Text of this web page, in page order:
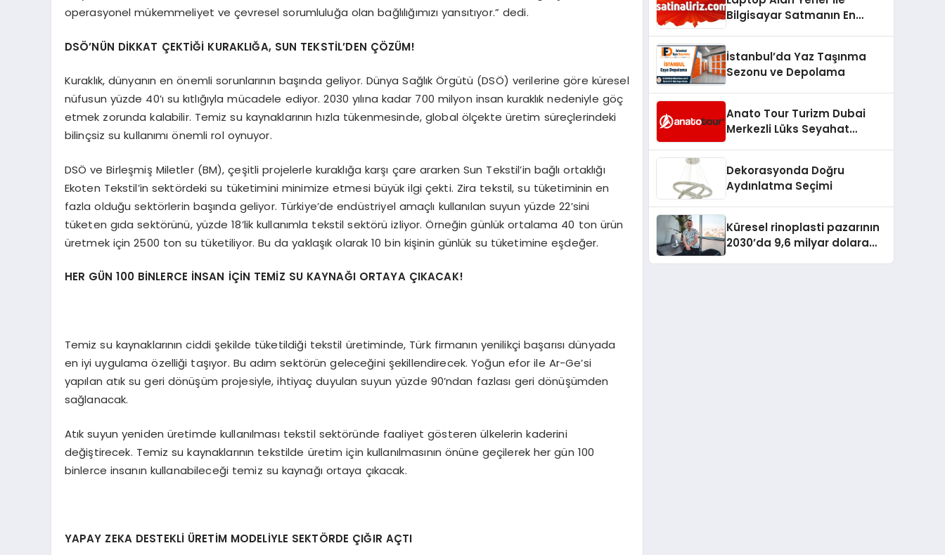
operasyonel mükemmeliyet ve çevresel sorumluluğa olan bağlılığımızı yansıtıyor.” dedi.
DSÖ’NÜN DİKKAT ÇEKTİĞİ KURAKLIĞA, SUN TEKSTİL’DEN ÇÖZÜM!
Kuraklık, dünyanın en önemli sorunlarının başında geliyor. Dünya Sağlık Örgütü (DSÖ) verilerine göre küresel
nüfusun yüzde 40’ı su kıtlığıyla mücadele ediyor. 2030 yılına kadar 700 milyon insan kuraklık nedeniyle göç
etmek zorunda kalabilir. Temiz su kaynaklarının hızla tükenmesinde, global ölçekte üretim süreçlerindeki
bilinçsiz su kullanımı önemli rol oynuyor.
DSÖ ve Birleşmiş Miletler (BM), çeşitli projelerle kuraklığa karşı çare ararken Sun Tekstil’in bağlı ortaklığı
Ekoten Tekstil’in sektördeki su tüketimini minimize etmesi büyük ilgi çekti. Zira tekstil, su tüketiminin en
fazla olduğu sektörlerin başında geliyor. Türkiye’de endüstriyel amaçlı kullanılan suyun yüzde 22’sini
tüketen gıda sektörünü, yüzde 18’lik kullanımla tekstil sektörü izliyor. Örneğin günlük ortalama 40 ton ürün
üretmek için 2500 ton su tüketiliyor. Bu da yaklaşık olarak 10 bin kişinin günlük su tüketimine eşdeğer.
HER GÜN 100 BİNLERCE İNSAN İÇİN TEMİZ SU KAYNAĞI ORTAYA ÇIKACAK!
Temiz su kaynaklarının ciddi şekilde tüketildiği tekstil üretiminde, Türk firmanın yenilikçi başarısı dünyada
en iyi uygulama özelliği taşıyor. Bu adım sektörün geleceğini şekillendirecek. Yoğun efor ile Ar-Ge’si
yapılan atık su geri dönüşüm projesiyle, ihtiyaç duyulan suyun yüzde 90’ndan fazlası geri dönüşümden
sağlanacak.
Atık suyun yeniden üretimde kullanılması tekstil sektöründe faaliyet gösteren ülkelerin kaderini
değiştirecek. Temiz su kaynaklarının tekstilde üretim için kullanılmasının önüne geçilerek her gün 100
binlerce insanın kullanabileceği temiz su kaynağı ortaya çıkacak.
YAPAY ZEKA DESTEKLİ ÜRETİM MODELİYLE SEKTÖRDE ÇIĞIR AÇTI
Bilgisayar Satmanın En
İstanbul’da Yaz Taşınma
Sezonu ve Depolama
Anato Tour Turizm Dubai
Merkezli Lüks Seyahat
Dekorasyonda Doğru
Aydınlatma Seçimi
Küresel rinoplasti pazarının
2030’da 9,6 milyar dolara